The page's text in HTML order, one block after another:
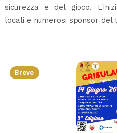
sicurezza e del gioco.
locali e numerosi sponsor del
Breve